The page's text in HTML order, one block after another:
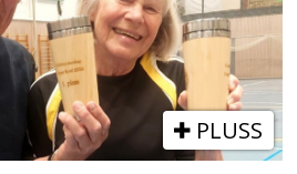
PLUSS